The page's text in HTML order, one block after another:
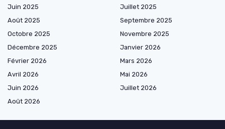
Juin 2025
Juillet 2025
Août 2025
Septembre 2025
Octobre 2025
Novembre 2025
Décembre 2025
Janvier 2026
Février 2026
Mars 2026
Avril 2026
Mai 2026
Juin 2026
Juillet 2026
Août 2026